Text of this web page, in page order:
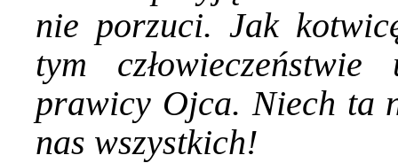
nie porzuci. Jak
tym
prawicy Ojca. Niech ta
nas wszystkich!